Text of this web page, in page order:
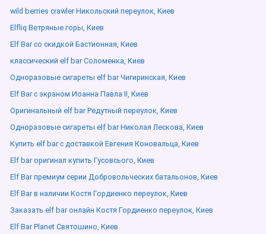
wild berries crawler Никольский переулок, Киев
Elfliq Ветряные горы, Киев
Elf Bar со скидкой Бастионная, Киев
классический elf bar Соломенка, Киев
Одноразовые сигареты elf bar Чигиринская, Киев
Elf Bar с экраном Иоанна Павла ІІ, Киев
Оригинальный elf bar Редутный переулок, Киев
Одноразовые сигареты elf bar Николая Лескова, Киев
Купить elf bar с доставкой Евгения Коновальца, Киев
Elf bar оригинал купить Гусовсього, Киев
Elf Bar премиум серии Добровольческих батальонов, Киев
Elf Bar в наличии Костя Гордиенко переулок, Киев
Заказать elf bar онлайн Костя Гордиенко переулок, Киев
Elf Bar Planet Святошино, Киев